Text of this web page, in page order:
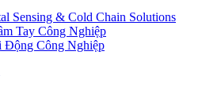
Sensing & Cold Chain Solutions
Tay Công Nghiệp
Động Công Nghiệp